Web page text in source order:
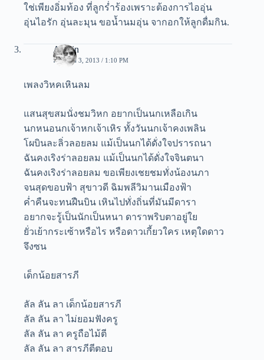
ใช่เพียงอิ่มท้อง ที่ลูกร่ำร้องเพราะต้องการไออุ่น
อุ่นไอรัก อุ่นละมุน ขอน้ำนมอุ่น จากอกให้ลูกดื่มกิน.
Admin
มกราคม 3, 2013 / 1:10 PM
เพลงวิหคเหินลม
แสนสุขสมนั่งชมวิหก อยากเป็นนกเหลือเกิน
นกหนอนกเจ้าหกเจ้าเหิร ทั้งวันนกเจ้าคงเพลิน
โผบินละลิ่วลอยลม แม้เป็นนกได้ดั่งใจปรารถนา
ฉันคงเริงร่าลอยลม แม้เป็นนกได้ดั่งใจจินตนา
ฉันคงเริงร่าลอยลม ขอเพียงเชยชมทั่งน้องนภา
จนสุดขอบฟ้า สุขาวดี ฉิมพลีวิมานเมืองฟ้า
ค่ำคืนจะทนฝืนบิน เหินไปทั่งถิ่นที่มันมีดารา
อยากจะรู้เป็นนักเป็นหนา ดาราพริบตาอยู่ใย
ยั่วเย้ากระเซ้าหรือไร หรือดาวเกี้ยวใคร เหตุใดดาว
จึงซน
เด็กน้อยสารภี
ลัล ลัน ลา เด็กน้อยสารภี
ลัล ลัน ลา ไม่ยอมฟังครู
ลัล ลัน ลา ครูถือไม้ตี
ลัล ลัน ลา สารภีตีตอบ